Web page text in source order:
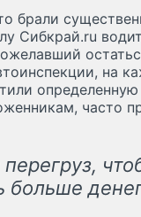
брали
Сибкрай.ru
на
часто
больше